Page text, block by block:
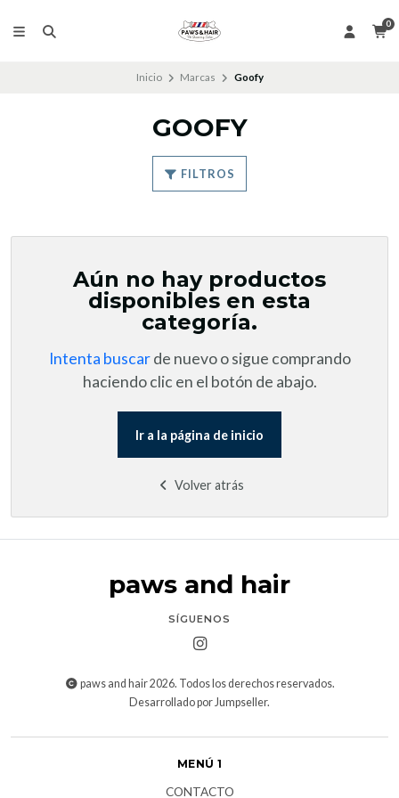
0
Inicio Marcas Goofy
GOOFY
FILTROS
Aún no hay productos
disponibles en esta
categoría.
Intenta buscarde nuevo o sigue comprando
haciendo clic en el botón de abajo.
Ir a la página de inicio
Volver atrás
paws and hair
SÍGUENOS
paws and hair 2026. Todos los derechos reservados.
Desarrollado por Jumpseller.
MENÚ 1
CONTACTO